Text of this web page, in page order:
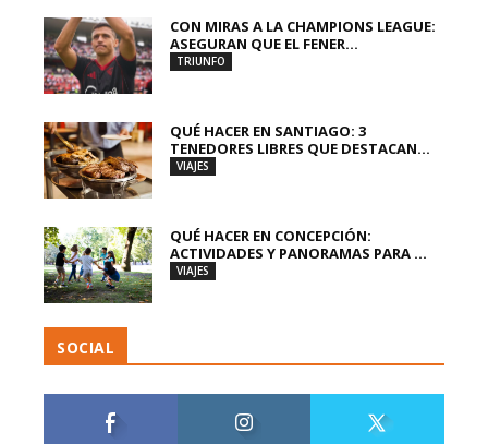
CON MIRAS A LA CHAMPIONS LEAGUE:
ASEGURAN QUE EL FENER...
TRIUNFO
QUÉ HACER EN SANTIAGO: 3
TENEDORES LIBRES QUE DESTACAN...
VIAJES
QUÉ HACER EN CONCEPCIÓN:
ACTIVIDADES Y PANORAMAS PARA ...
VIAJES
SOCIAL